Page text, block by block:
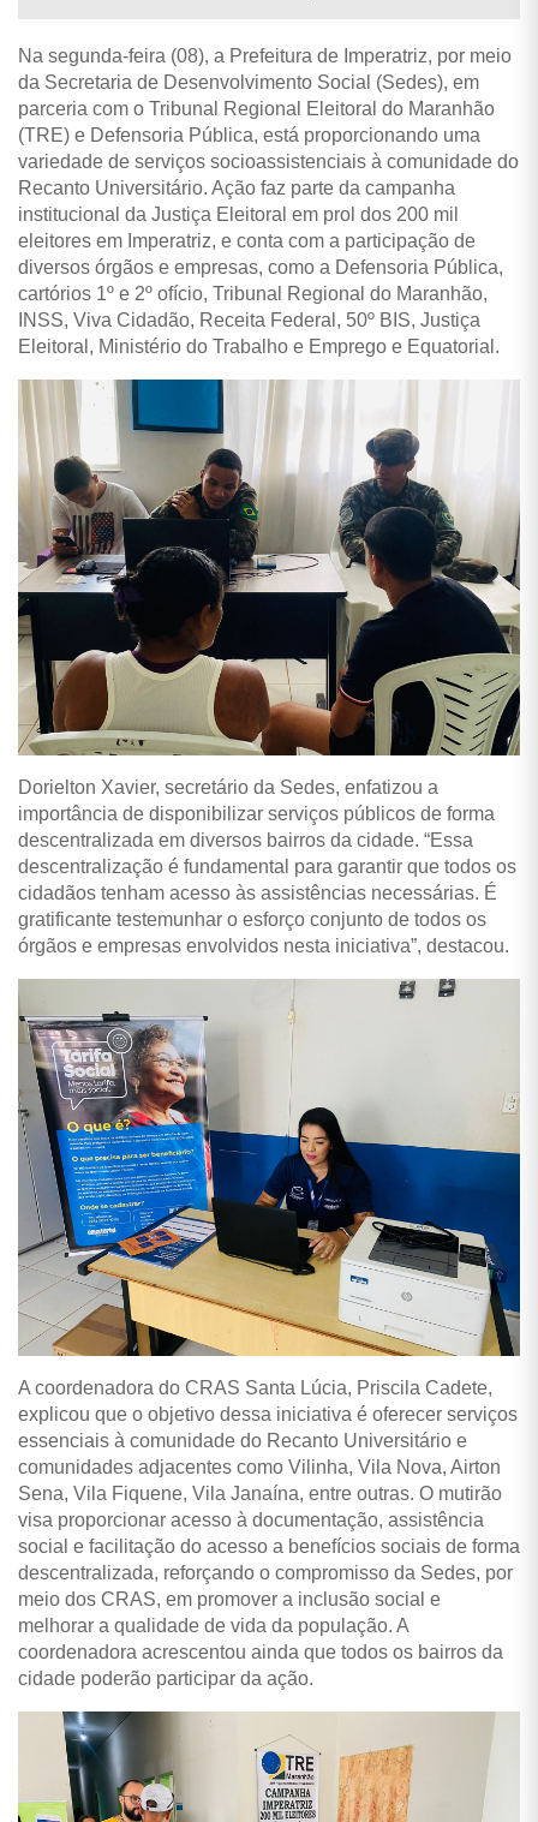
Na segunda-feira (08), a Prefeitura de Imperatriz, por meio
da Secretaria de Desenvolvimento Social (Sedes), em
parceria com o Tribunal Regional Eleitoral do Maranhão
(TRE) e Defensoria Pública, está proporcionando uma
variedade de serviços socioassistenciais à comunidade do
Recanto Universitário. Ação faz parte da campanha
institucional da Justiça Eleitoral em prol dos 200 mil
eleitores em Imperatriz, e conta com a participação de
diversos órgãos e empresas, como a Defensoria Pública,
cartórios 1º e 2º ofício, Tribunal Regional do Maranhão,
INSS, Viva Cidadão, Receita Federal, 50º BIS, Justiça
Eleitoral, Ministério do Trabalho e Emprego e Equatorial.
Dorielton Xavier, secretário da Sedes, enfatizou a
importância de disponibilizar serviços públicos de forma
descentralizada em diversos bairros da cidade. “Essa
descentralização é fundamental para garantir que todos os
cidadãos tenham acesso às assistências necessárias. É
gratificante testemunhar o esforço conjunto de todos os
órgãos e empresas envolvidos nesta iniciativa”, destacou.
A coordenadora do CRAS Santa Lúcia, Priscila Cadete,
explicou que o objetivo dessa iniciativa é oferecer serviços
essenciais à comunidade do Recanto Universitário e
comunidades adjacentes como Vilinha, Vila Nova, Airton
Sena, Vila Fiquene, Vila Janaína, entre outras. O mutirão
visa proporcionar acesso à documentação, assistência
social e facilitação do acesso a benefícios sociais de forma
descentralizada, reforçando o compromisso da Sedes, por
meio dos CRAS, em promover a inclusão social e
melhorar a qualidade de vida da população. A
coordenadora acrescentou ainda que todos os bairros da
cidade poderão participar da ação.